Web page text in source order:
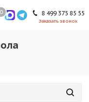
8 499 375 85 55
Заказать звонок
0